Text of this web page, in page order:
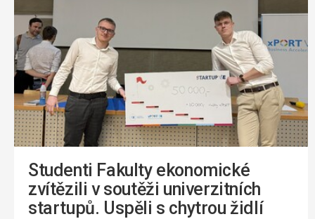
Studenti Fakulty ekonomické
zvítězili v soutěži univerzitních
startupů. Uspěli s chytrou židlí